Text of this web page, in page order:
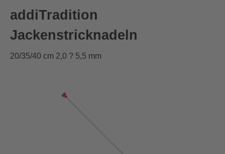
addiTradition
Jackenstricknadeln
20/35/40 cm 2,0 ? 5,5 mm